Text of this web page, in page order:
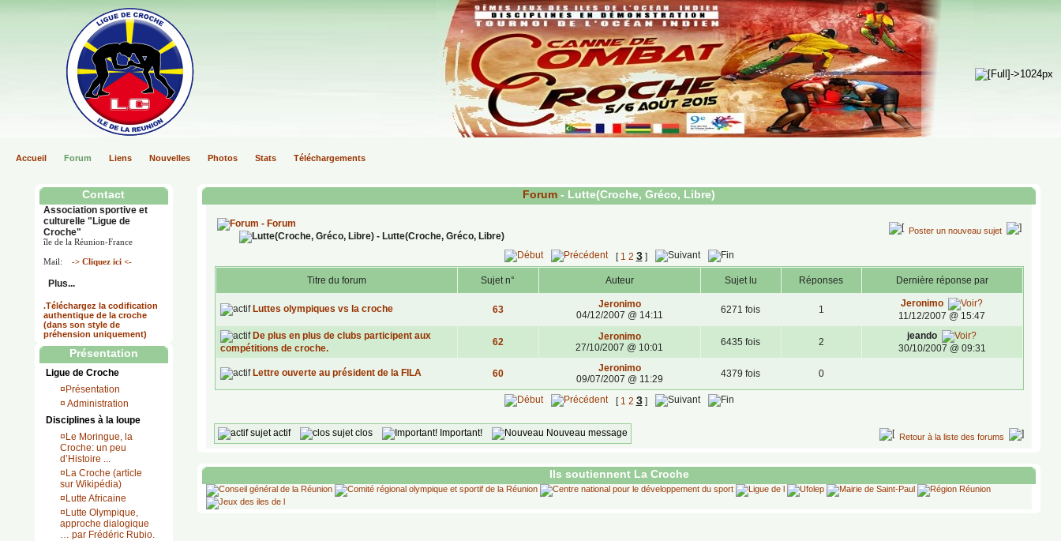
Accueil Forum Liens Nouvelles Photos Stats Téléchargements
Contact
Association sportive et
culturelle "Ligue de
Croche"
île de la Réunion-France
Mail: -> Cliquez ici <-
Plus...
.Téléchargez la codification
authentique de la croche
(dans son style de
préhension uniquement)
Présentation
Ligue de Croche
¤ Présentation
¤ Administration
Disciplines à la loupe
¤ Le Moringue, la
Croche: un peu
d’Histoire ...
¤ La Croche (article
sur Wikipédia)
¤ Lutte Africaine
¤ Lutte Olympique,
approche dialogique
… par Frédéric Rubio.
Forum - Lutte(Croche, Gréco, Libre)
- Forum
- Lutte(Croche, Gréco, Libre)
Poster un nouveau sujet
[ 1 2 3]
Titre du forum Sujet n° Auteur Sujet lu Réponses Dernière réponse par
Luttes olympiques vs la croche 63
Jeronimo
04/12/2007 @ 14:11
6271 fois 1
Jeronimo
11/12/2007 @ 15:47
De plus en plus de clubs participent aux
compétitions de croche.
62
Jeronimo
27/10/2007 @ 10:01
6435 fois 2
jeando
30/10/2007 @ 09:31
Lettre ouverte au président de la FILA 60
Jeronimo
09/07/2007 @ 11:29
4379 fois 0
[ 1 2 3]
sujet actif sujet clos Important! Nouveau message Retour à la liste des forums
Ils soutiennent La Croche